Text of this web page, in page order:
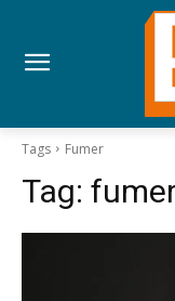
Tags Fumer
Tag: